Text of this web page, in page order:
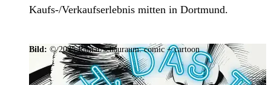
Kaufs-/Verkaufserlebnis mitten in Dortmund.
Bild: © 2025 Ramar/schauraum: comic + cartoon